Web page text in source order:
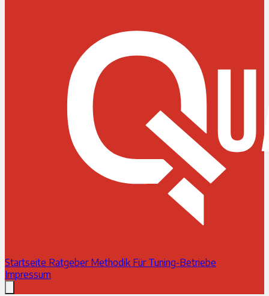
Startseite Ratgeber Methodik Für Tuning-Betriebe
Impressum